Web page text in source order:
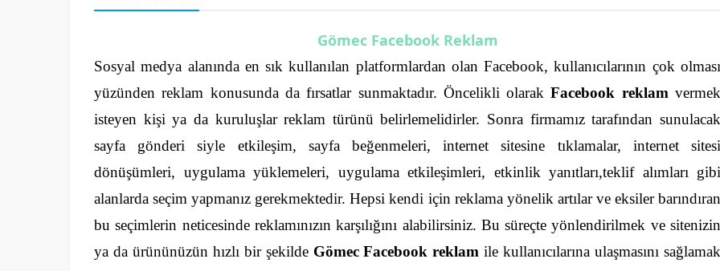
Gömec Facebook Reklam
Sosyal medya alanında en sık kullanılan platformlardan olan Facebook, kullanıcılarının çok olması
yüzünden reklam konusunda da fırsatlar sunmaktadır. Öncelikli olarakFacebook reklam vermek
isteyen kişi ya da kuruluşlar reklam türünü belirlemelidirler. Sonra firmamız tarafından sunulacak
sayfa gönderi siyle etkileşim, sayfa beğenmeleri, internet sitesine tıklamalar, internet sitesi
dönüşümleri, uygulama yüklemeleri, uygulama etkileşimleri, etkinlik yanıtları,teklif alımları gibi
alanlarda seçim yapmanız gerekmektedir. Hepsi kendi için reklama yönelik artılar ve eksiler barındıran
bu seçimlerin neticesinde reklamınızın karşılığını alabilirsiniz. Bu süreçte yönlendirilmek ve sitenizin
ya da ürününüzün hızlı bir şekilde Gömec Facebook reklam ile kullanıcılarına ulaşmasını sağlamak